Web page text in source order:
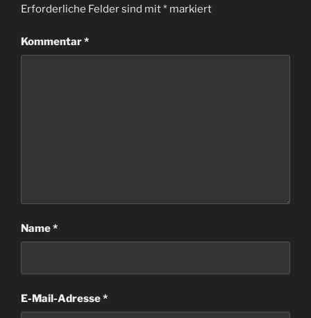
Erforderliche Felder sind mit* markiert
Kommentar*
Name*
E-Mail-Adresse*